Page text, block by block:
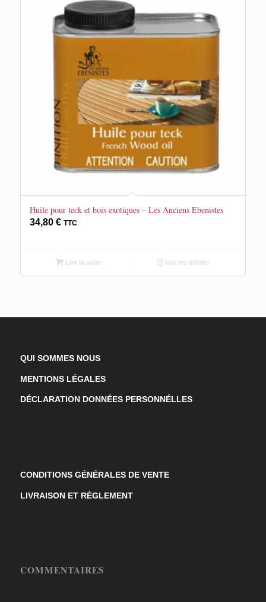
Huile pour teck et bois exotiques – Les Anciens Ebenistes
34,80 € TTC
Lire la suite Voir les détails
QUI SOMMES NOUS
MENTIONS LÉGALES
DÉCLARATION DONNÉES PERSONNÉLLES
CONDITIONS GÉNÉRALES DE VENTE
LIVRAISON ET RÈGLEMENT
COMMENTAIRES